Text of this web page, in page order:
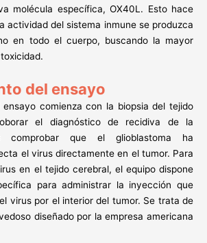
molécula específica, OX40L. Esto hace
actividad del sistema inmune se produzca
en todo el cuerpo, buscando la mayor
del ensayo
ensayo comienza con la biopsia del tejido
el diagnóstico de recidiva de la
comprobar que el glioblastoma ha
el virus directamente en el tumor. Para
en el tejido cerebral, el equipo dispone
para administrar la inyección que
virus por el interior del tumor. Se trata de
diseñado por la empresa americana